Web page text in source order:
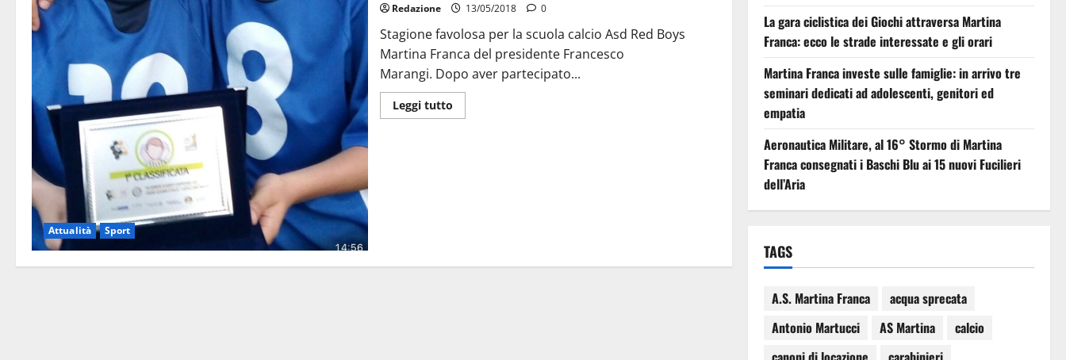
Attualità Sport
Redazione 13/05/2018 0
Stagione favolosa per la scuola calcio Asd Red Boys
Martina Franca del presidente Francesco
Marangi. Dopo aver partecipato...
Leggi tutto
La gara ciclistica dei Giochi attraversa Martina
Franca: ecco le strade interessate e gli orari
Martina Franca investe sulle famiglie: in arrivo tre
seminari dedicati ad adolescenti, genitori ed
empatia
Aeronautica Militare, al 16° Stormo di Martina
Franca consegnati i Baschi Blu ai 15 nuovi Fucilieri
dell’Aria
TAGS
A.S. Martina Franca
acqua sprecata
Antonio Martucci
AS Martina
calcio